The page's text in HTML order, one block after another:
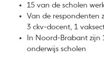
15 van de scholen
Van de respondenten
3 ckv-docent, 1
In Noord-Brabant zijn
onderwijs scholen